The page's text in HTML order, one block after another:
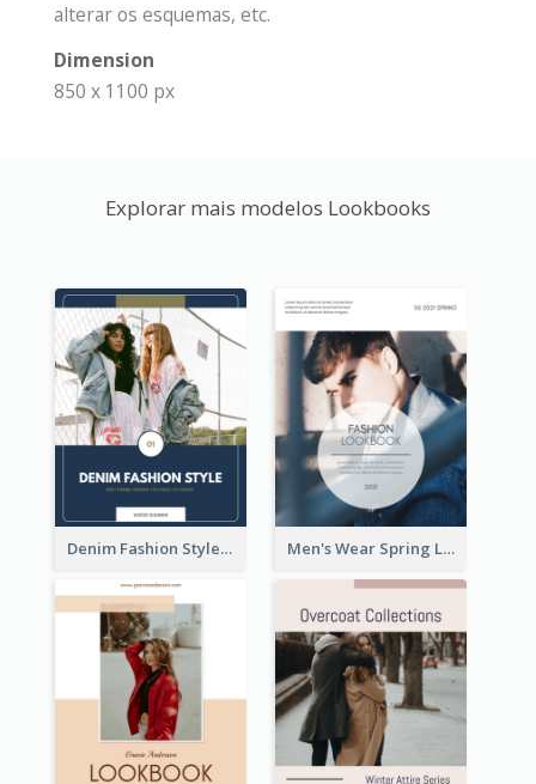
alterar os esquemas, etc.
Dimension
850 x 1100 px
Explorar mais modelos Lookbooks
Denim Fashion Style Lookbook Men's Wear Spring Lookbook